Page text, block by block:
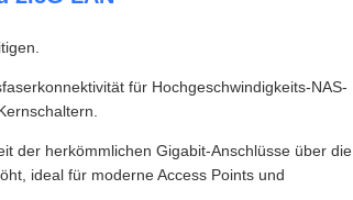
für Hochgeschwindigkeits-NAS-
der herkömmlichen Gigabit-Anschlüsse über die
ideal für moderne Access Points und